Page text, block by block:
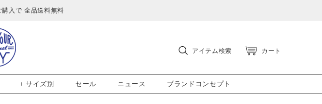
入で 全品送料無料
アイテム検索 カート
+ サイズ別 セール ニュース ブランドコンセプト